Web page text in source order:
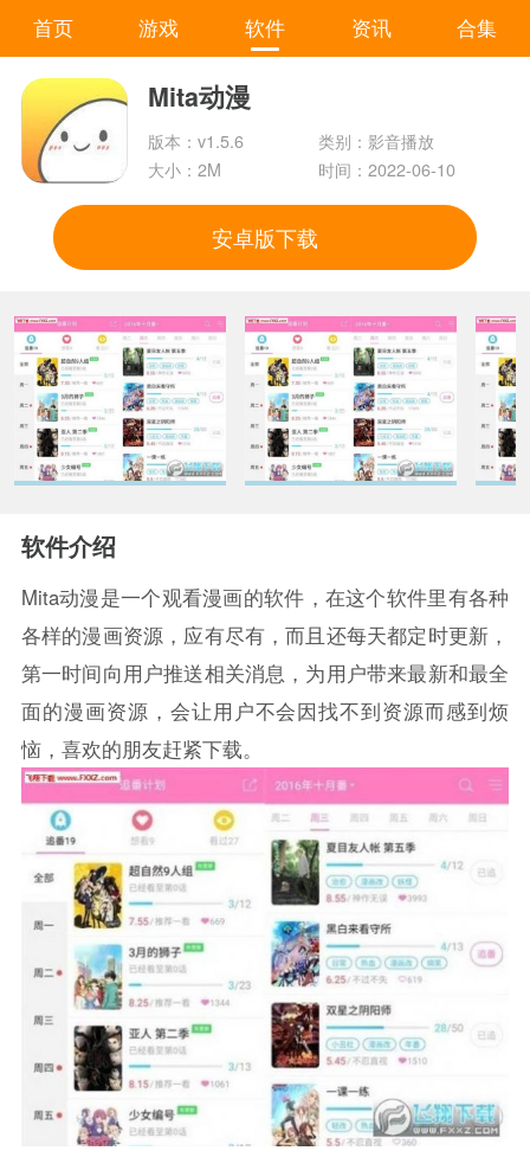
首页 游戏 软件 资讯 合集
Mita动漫
版本：v1.5.6
类别：影音播放
大小：2M
时间：2022-06-10
安卓版下载
软件介绍
Mita动漫是一个观看漫画的软件，在这个软件里有各种
各样的漫画资源，应有尽有，而且还每天都定时更新，
第一时间向用户推送相关消息，为用户带来最新和最全
面的漫画资源，会让用户不会因找不到资源而感到烦
恼，喜欢的朋友赶紧下载。